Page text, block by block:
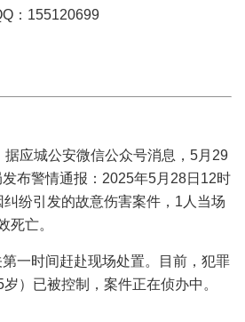
：155120699
应城公安微信公众号消息，5月29
布警情通报：2025年5月28日12时
纷引发的故意伤害案件，1人当场
死亡。
一时间赶赴现场处置。目前，犯罪
）已被控制，案件正在侦办中。